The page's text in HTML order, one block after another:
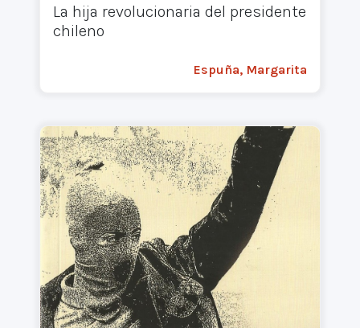
La hija revolucionaria del presidente
chileno
Espuña, Margarita